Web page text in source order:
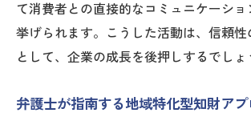
て消費者との直接的なコミュニケーシ
挙げられます。こうした活動は、信頼性
として、企業の成長を後押しするでしょ
弁護士が指南する地域特化型知財アプ